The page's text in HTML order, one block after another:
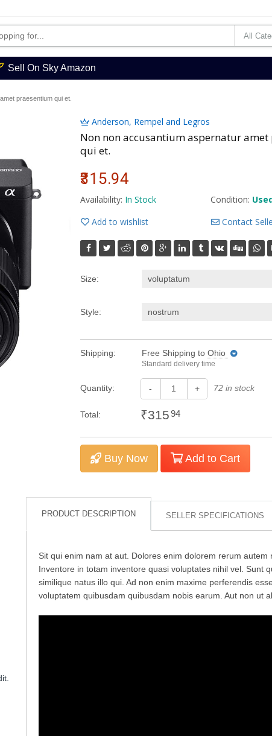
Sell On Sky Amazon
praesentium qui et.
Anderson, Rempel and Legros
Non non accusantium aspernatur
qui et.
₹315.94
Availability: In Stock Condition:
Add to wishlist
Contact
Size: voluptatum
Style: nostrum
Shipping: Free Shipping to Ohio
Standard delivery time
Quantity: - + 72 in stock
Total: ₹31594
Buy Now Add to Cart
PRODUCT DESCRIPTION SELLER SPECIFICATIONS
Sit qui enim nam at aut. Dolores enim dolorem rerum
Inventore in totam inventore quasi voluptates nihil vel. Sunt
similique natus illo qui. Ad non enim maxime perferendis
voluptatem quibusdam quibusdam nobis earum. Aut non ut